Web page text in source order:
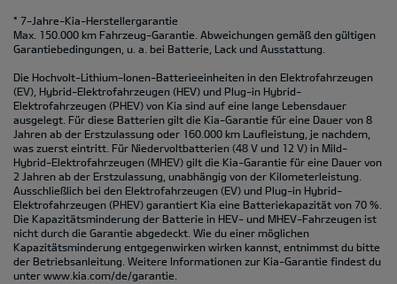
* 7-Jahre-Kia-Herstellergarantie
Max. 150.000 km Fahrzeug-Garantie. Abweichungen gemäß den gültigen
Garantiebedingungen, u. a. bei Batterie, Lack und Ausstattung.
Die Hochvolt-Lithium-Ionen-Batterieeinheiten in den Elektrofahrzeugen
(EV), Hybrid-Elektrofahrzeugen (HEV) und Plug-in Hybrid-
Elektrofahrzeugen (PHEV) von Kia sind auf eine lange Lebensdauer
ausgelegt. Für diese Batterien gilt die Kia-Garantie für eine Dauer von 8
Jahren ab der Erstzulassung oder 160.000 km Laufleistung, je nachdem,
was zuerst eintritt. Für Niedervoltbatterien (48 V und 12 V) in Mild-
Hybrid-Elektrofahrzeugen (MHEV) gilt die Kia-Garantie für eine Dauer von
2 Jahren ab der Erstzulassung, unabhängig von der Kilometerleistung.
Ausschließlich bei den Elektrofahrzeugen (EV) und Plug-in Hybrid-
Elektrofahrzeugen (PHEV) garantiert Kia eine Batteriekapazität von 70 %.
Die Kapazitätsminderung der Batterie in HEV- und MHEV-Fahrzeugen ist
nicht durch die Garantie abgedeckt. Wie du einer möglichen
Kapazitätsminderung entgegenwirken wirken kannst, entnimmst du bitte
der Betriebsanleitung. Weitere Informationen zur Kia-Garantie findest du
unter www.kia.com/de/garantie.